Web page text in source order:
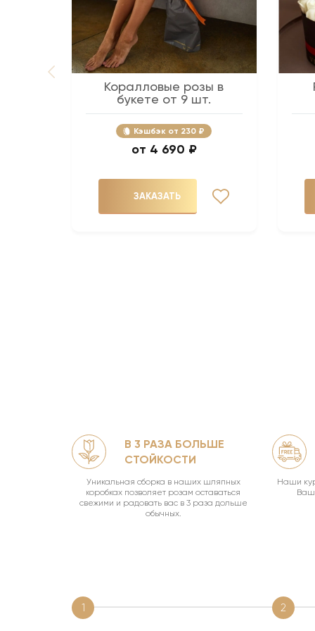
Коралловые розы в
букете от 9 шт.
Кэшбэк 230 ₽
4 690 ₽
ЗАКАЗАТЬ
В 3 РАЗА БОЛЬШЕ
СТОЙКОСТИ
Уникальная сборка в наших шляпных
коробках позволяет розам оставаться
свежими и радовать вас в 3 раза дольше
обычных.
Наши
Ваш
1 2